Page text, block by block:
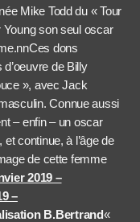
Mike Todd du « Tour
son seul oscar
dons
de Billy
», avec Jack
Connue aussi
– enfin – un oscar
continue, à l’âge de
de cette femme
2019 –
–
B.Bertrand«